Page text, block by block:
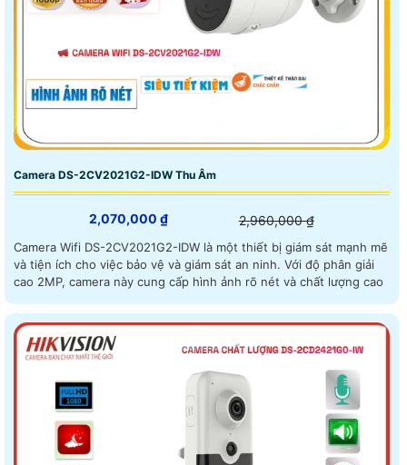
Camera DS-2CV2021G2-IDW Thu Âm
2,070,000 ₫ 2,960,000 ₫
Camera Wifi DS-2CV2021G2-IDW là một thiết bị giám sát mạnh mẽ
và tiện ích cho việc bảo vệ và giám sát an ninh. Với độ phân giải
cao 2MP, camera này cung cấp hình ảnh rõ nét và chất lượng cao